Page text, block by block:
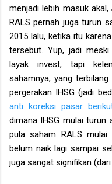
menjadi lebih masuk akal,
RALS pernah juga turun
2015 lalu, ketika itu
tersebut. Yup, jadi
layak invest, tapi
sahamnya, yang
pergerakan IHSG (jadi
anti koreksi pasar
dimana IHSG mulai turun
pula saham RALS
belum naik lagi sampai
juga sangat signifikan (dari